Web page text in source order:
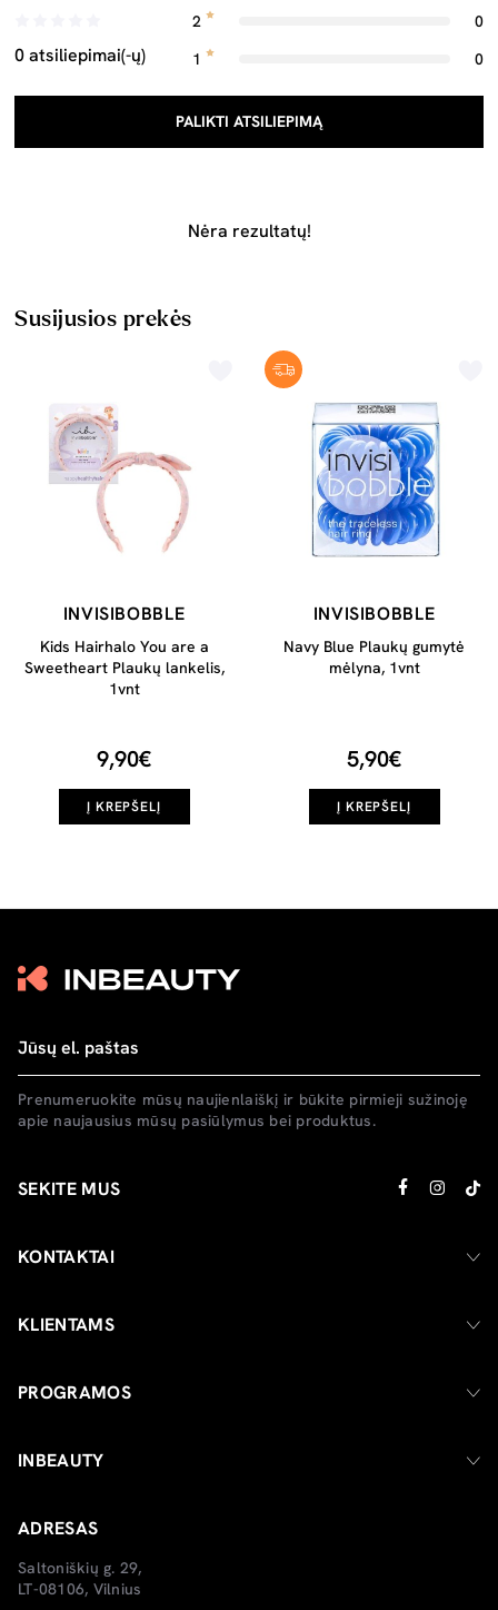
0 atsiliepimai(-ų)
2
0
1
0
PALIKTI ATSILIEPIMĄ
Nėra rezultatų!
Susijusios prekės
INVISIBOBBLE
Kids Hairhalo You are a
Sweetheart Plaukų lankelis,
1vnt
9,90€
Į KREPŠELĮ
INVISIBOBBLE
Navy Blue Plaukų gumytė
mėlyna, 1vnt
5,90€
Į KREPŠELĮ
Prenumeruokite mūsų naujienlaiškį ir būkite pirmieji sužinoję
apie naujausius mūsų pasiūlymus bei produktus.
SEKITE MUS
KONTAKTAI
KLIENTAMS
PROGRAMOS
INBEAUTY
ADRESAS
Saltoniškių g. 29,
LT-08106, Vilnius